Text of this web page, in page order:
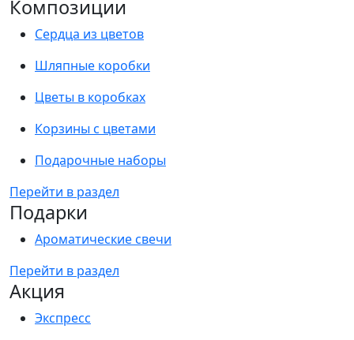
Композиции
Сердца из цветов
Шляпные коробки
Цветы в коробках
Корзины с цветами
Подарочные наборы
Перейти в раздел
Подарки
Ароматические свечи
Перейти в раздел
Акция
Экспресс